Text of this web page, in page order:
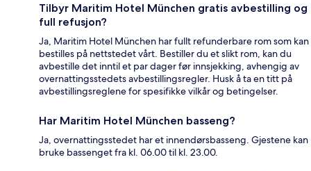
Tilbyr Maritim Hotel München gratis avbestilling og
full refusjon?
Ja, Maritim Hotel München har fullt refunderbare rom som kan
bestilles på nettstedet vårt. Bestiller du et slikt rom, kan du
avbestille det inntil et par dager før innsjekking, avhengig av
overnattingsstedets avbestillingsregler. Husk å ta en titt på
avbestillingsreglene for spesifikke vilkår og betingelser.
Har Maritim Hotel München basseng?
Ja, overnattingsstedet har et innendørsbasseng. Gjestene kan
bruke bassenget fra kl. 06.00 til kl. 23.00.